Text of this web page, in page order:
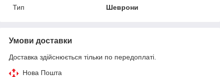
Тип
Шеврони
Умови доставки
Доставка здійснюється тільки по передоплаті.
Нова Пошта